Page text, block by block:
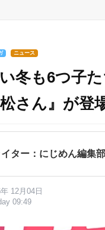
ニュース
冬も6つ子
さん』が登
イター：にじめん編集部
12月04日
09:49